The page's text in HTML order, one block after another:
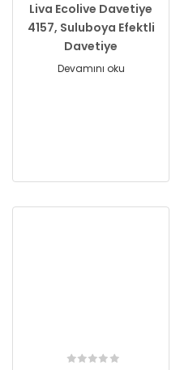
Liva Ecolive Davetiye
4157, Suluboya Efektli
Davetiye
Devamını oku